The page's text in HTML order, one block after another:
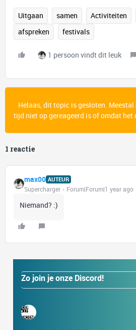
Uitgaan samen Activiteiten
afspreken
festivals
1 persoon vindt dit leuk
Helaas, dit topic is gesloten.
tijd niet op gereageerd is of omdat
1 reactie
max00 AUTEUR
Supercharger Forum|Forum|1 year ago
Niemand? :)
Zo join je onze Discord!